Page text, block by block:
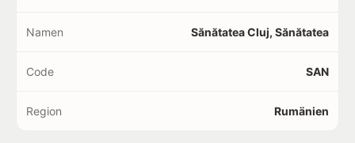
Namen Sănătatea Cluj, Sănătatea
Code SAN
Region Rumänien